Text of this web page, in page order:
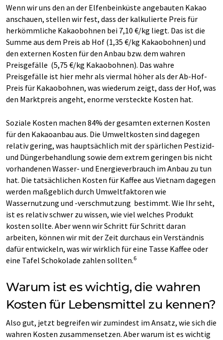
Wenn wir uns den an der Elfenbeinküste angebauten Kakao
anschauen, stellen wir fest, dass der kalkulierte Preis für
herkömmliche Kakaobohnen bei 7,10 €/kg liegt. Das ist die
Summe aus dem Preis ab Hof (1,35 €/kg Kakaobohnen) und
den externen Kosten für den Anbau bzw. dem wahren
Preisgefälle (5,75 €/kg Kakaobohnen). Das wahre
Preisgefälle ist hier mehr als viermal höher als der Ab-Hof-
Preis für Kakaobohnen, was wiederum zeigt, dass der Hof, was
den Marktpreis angeht, enorme versteckte Kosten hat.
Soziale Kosten machen 84% der gesamten externen Kosten
für den Kakaoanbau aus. Die Umweltkosten sind dagegen
relativ gering, was hauptsächlich mit der spärlichen Pestizid-
und Düngerbehandlung sowie dem extrem geringen bis nicht
vorhandenen Wasser- und Energieverbrauch im Anbau zu tun
hat. Die tatsächlichen Kosten für Kaffee aus Vietnam dagegen
werden maßgeblich durch Umweltfaktoren wie
Wassernutzung und -verschmutzung bestimmt. Wie Ihr seht,
ist es relativ schwer zu wissen, wie viel welches Produkt
kosten sollte. Aber wenn wir Schritt für Schritt daran
arbeiten, können wir mit der Zeit durchaus ein Verständnis
dafür entwickeln, was wir wirklich für eine Tasse Kaffee oder
eine Tafel Schokolade zahlen sollten.6
Warum ist es wichtig, die wahren
Kosten für Lebensmittel zu kennen?
Also gut, jetzt begreifen wir zumindest im Ansatz, wie sich die
wahren Kosten zusammensetzen. Aber warum ist es wichtig